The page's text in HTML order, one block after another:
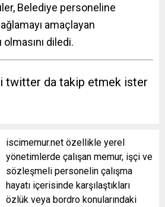
Belediye personeline
amaçlayan
diledi.
twitter da takip etmek ister
iscimemur.net özellikle yerel
yönetimlerde çalışan memur, işçi ve
sözleşmeli personelin çalışma
hayatı içerisinde karşılaştıkları
özlük veya bordro konularındaki